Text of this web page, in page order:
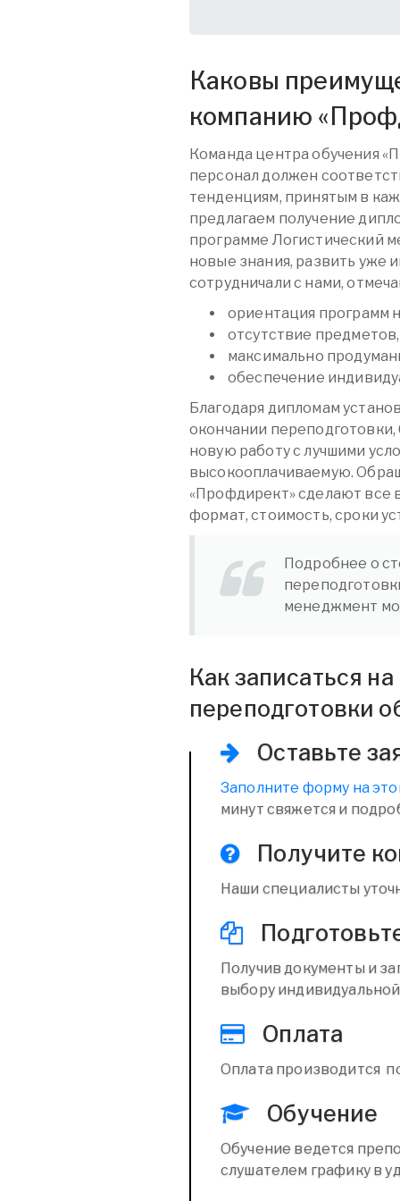
Каковы
компанию «
Команда центра обучения
персонал должен
тенденциям, принятым в
предлагаем получение
программе Логистический
новые знания, развить уже
сотрудничали с нами,
ориентация программ
отсутствие
максимально
обеспечение
Благодаря дипломам
окончании
новую работу с лучшими
высокооплачиваемую.
«Профдирект» сделают все
формат, стоимость, сроки
Подробнее о
менеджмент
Как записаться
переподготовки
Оставьте
Заполните форму на
минут свяжется и
Получите
Наши специалисты
Получив документы и
выбору
Оплата
Оплата производится
Обучение
Обучение ведется
слушателем графику в